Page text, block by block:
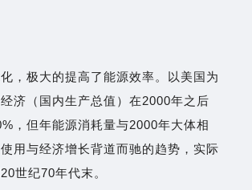
，极大的提高了能源效率。以美国为
济（国内生产总值）在2000年之后
，但年能源消耗量与2000年大体相
用与经济增长背道而驰的趋势，实际
世纪70年代末。